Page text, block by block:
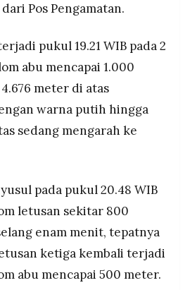
warga mewaspadai bahaya
awan panas, aliran lahar, dan
Pos Pengamatan.
pukul 19.21 WIB pada 2
abu mencapai 1.000
meter di atas
warna putih hingga
sedang mengarah ke
pada pukul 20.48 WIB
letusan sekitar 800
enam menit, tepatnya
ketiga kembali terjadi
abu mencapai 500 meter.